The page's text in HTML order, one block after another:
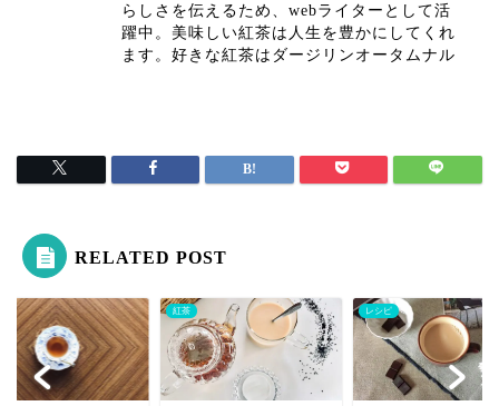
らしさを伝えるため、webライターとして活
躍中。美味しい紅茶は人生を豊かにしてくれ
ます。好きな紅茶はダージリンオータムナル
RELATED POST
紅茶 レシピ